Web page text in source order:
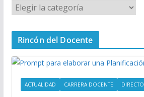
M
n
P
Rincón del Docente
ACTUALIDAD CARRERA DOCENTE